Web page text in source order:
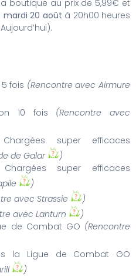
boutique au prix de 5,99€ et
mardi 20 août à 20h00 heures
fois (Rencontre avec Airmure
10 fois (Rencontre avec
super efficaces
de Galar
)
super efficaces
)
avec Strassie
)
avec Lanturn
)
de Combat GO (Rencontre
la Ligue de Combat GO
)